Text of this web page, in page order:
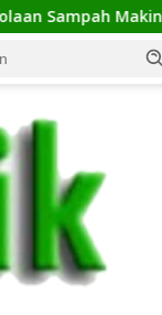
Efisien, Dosen